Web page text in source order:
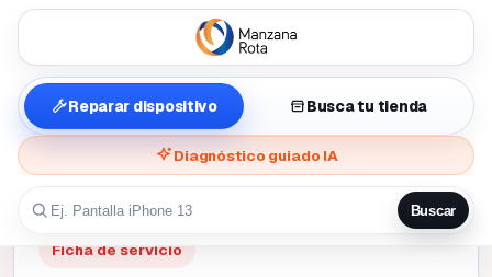
Reparar dispositivo Busca tu tienda
Diagnóstico guiado IA
Buscar
Ficha de servicio